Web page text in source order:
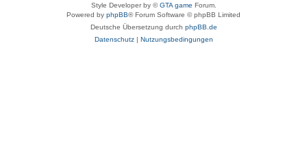
Style Developer by ©GTA game Forum.
Powered by phpBB® Forum Software © phpBB Limited
Deutsche Übersetzung durch phpBB.de
Datenschutz| Nutzungsbedingungen